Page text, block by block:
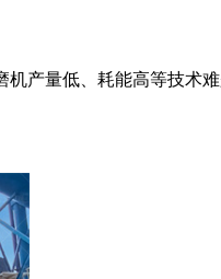
产量低、耗能高等技术